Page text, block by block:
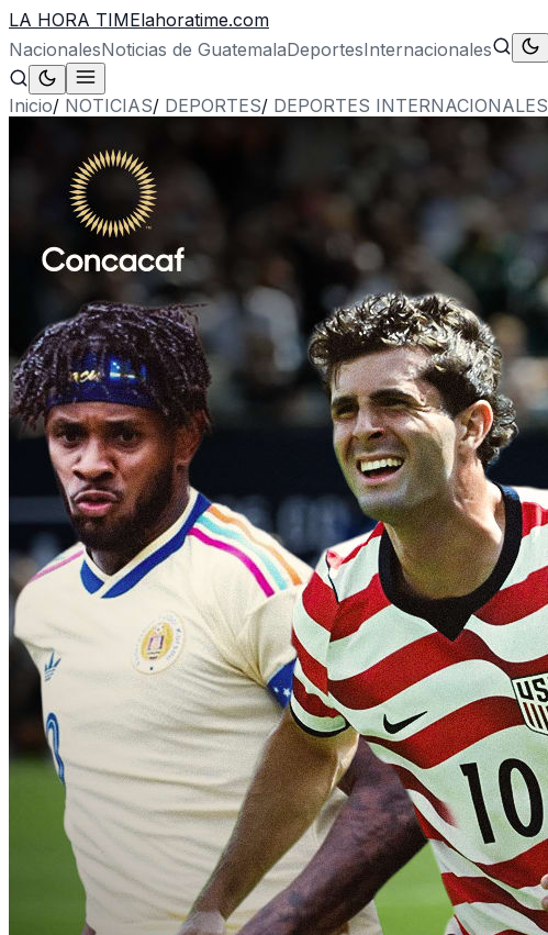
LA HORA TIMElahoratime.com
NacionalesNoticias de GuatemalaDeportesInternacionales
Inicio/ NOTICIAS/ DEPORTES/ DEPORTES INTERNACIONALES